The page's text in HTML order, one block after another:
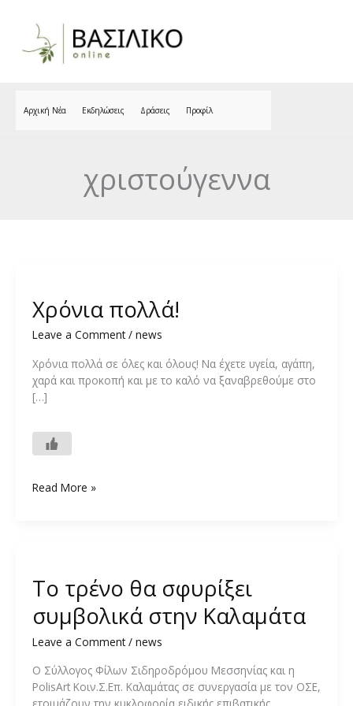
Αρχική Νέα Εκδηλώσεις Δράσεις Προφίλ
χριστούγεννα
Χρόνια πολλά!
Leave a Comment / news
Χρόνια πολλά σε όλες και όλους! Να έχετε υγεία, αγάπη,
χαρά και προκοπή και με το καλό να ξαναβρεθούμε στο
[…]
Χρόνια
Read More »
Το τρένο θα σφυρίξει
συμβολικά στην Καλαμάτα
Leave a Comment / news
Ο Σύλλογος Φίλων Σιδηροδρόμου Μεσσηνίας και η
PolisArt Κοιν.Σ.Επ. Καλαμάτας σε συνεργασία με τον ΟΣΕ,